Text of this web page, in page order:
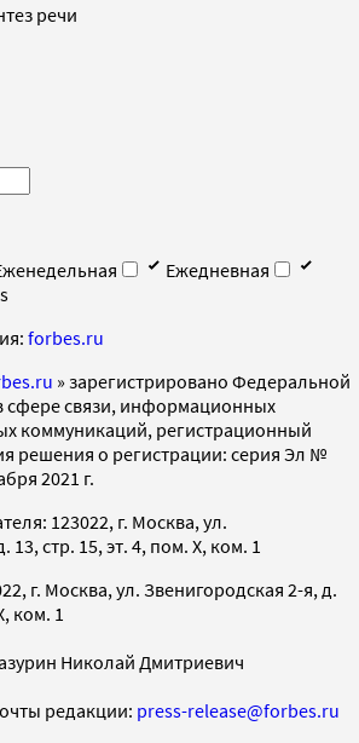
речи
Ежедневная
forbes.ru
» зарегистрировано Федеральной
сфере связи, информационных
коммуникаций, регистрационный
решения о регистрации: серия Эл №
2021 г.
123022, г. Москва, ул.
13, стр. 15, эт. 4, пом. X, ком. 1
г. Москва, ул. Звенигородская 2-я, д.
ком. 1
Николай Дмитриевич
редакции: press-release@forbes.ru